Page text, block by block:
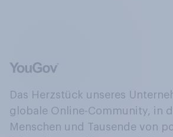
Das Herzstück unseres
globale Online-Community, in
Menschen und Tausende von